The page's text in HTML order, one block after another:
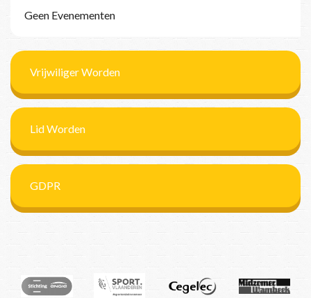
Geen Evenementen
Vrijwiliger Worden
Lid Worden
GDPR